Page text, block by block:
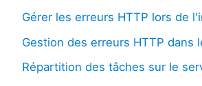
Gérer les erreurs HTTP lors de
Gestion des erreurs HTTP dans
Répartition des tâches sur le